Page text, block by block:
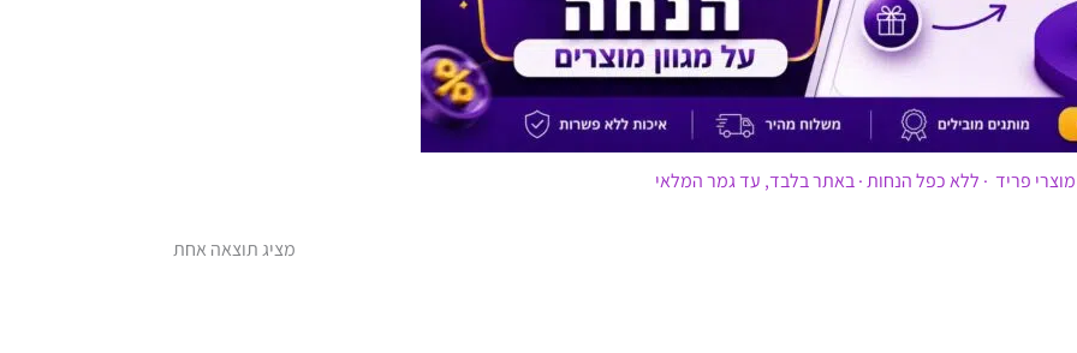
פריד · ללא כפל הנחות · באתר בלבד, עד גמר המלאי
מציג תוצאה אחת